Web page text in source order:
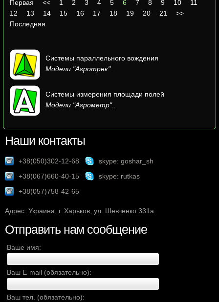
Первая << 1 2 3 4 5 6 7 8 9 10
11
12
13 14 15 16 17 18 19 20 21
>>
Последняя
Системы параллельного вождения
Модели "Агротрек"..
Системы измерения площади полей
Модели "Агрометр"..
Наши контакты
+38(050)302-12-68
+38(067)660-40-15
+38(057)758-42-65
skype: goshar_sh
skype: rutkas
Адрес: Украина, г. Харьков, ул. Шевченко 331а
Отправить нам сообщение
Ваше имя:
Ваш E-mail (обязательно):
Ваш тел. (обязательно):